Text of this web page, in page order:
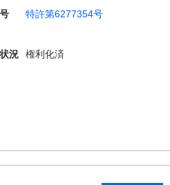
特許第6277354号
況 権利化済